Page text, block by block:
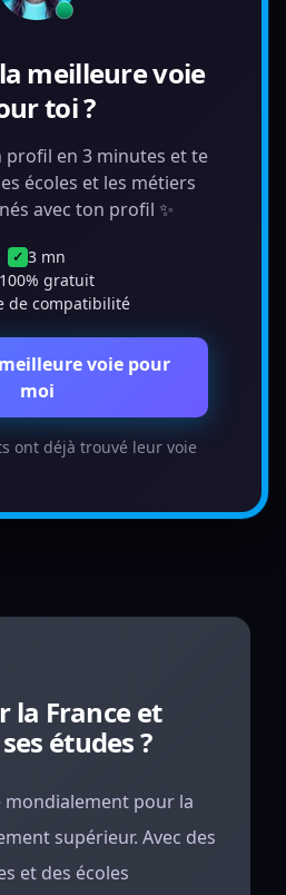
meilleure voie
toi ?
profil en 3 minutes et te
écoles et les métiers
avec ton profil ✨
✓ 3 mn
100% gratuit
de compatibilité
voie pour
moi
ont déjà trouvé leur voie
la France et
études ?
mondialement pour la
supérieur. Avec des
et des écoles